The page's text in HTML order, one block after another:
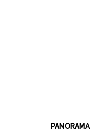
PANORAMA